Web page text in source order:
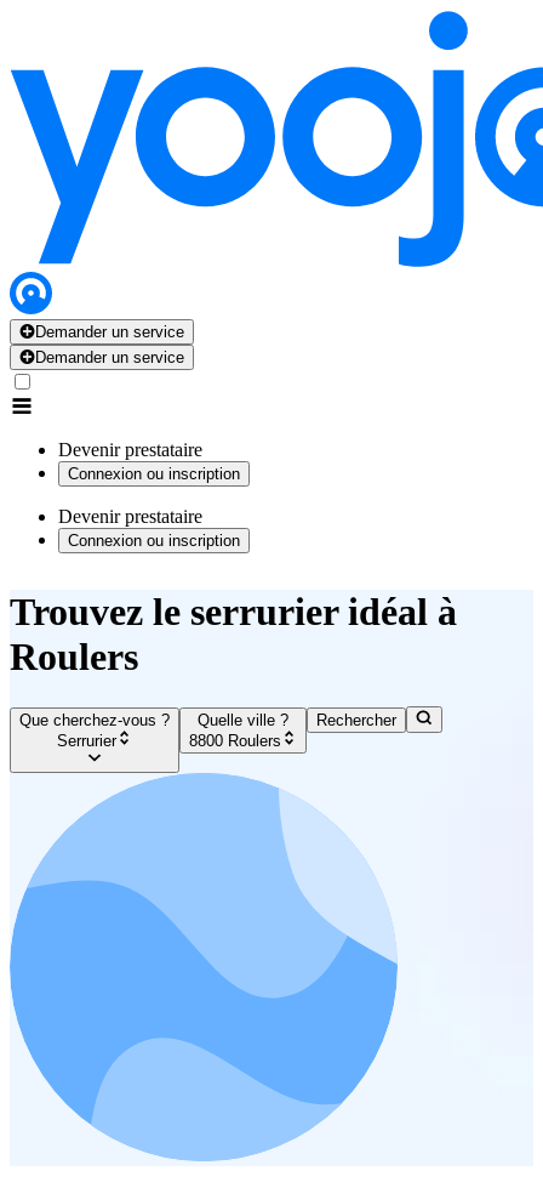
Demander un service
Demander un service
Devenir prestataire
Connexion ou inscription
Devenir prestataire
Connexion ou inscription
Trouvez le serrurier idéal à
Roulers
Que cherchez-vous ?
Serrurier
Quelle ville ?
8800 Roulers
Rechercher